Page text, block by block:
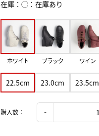
在庫 ◯：在庫あり
ホワイト ブラック ワイン
22.5cm 23.0cm 23.5cm
購入数：